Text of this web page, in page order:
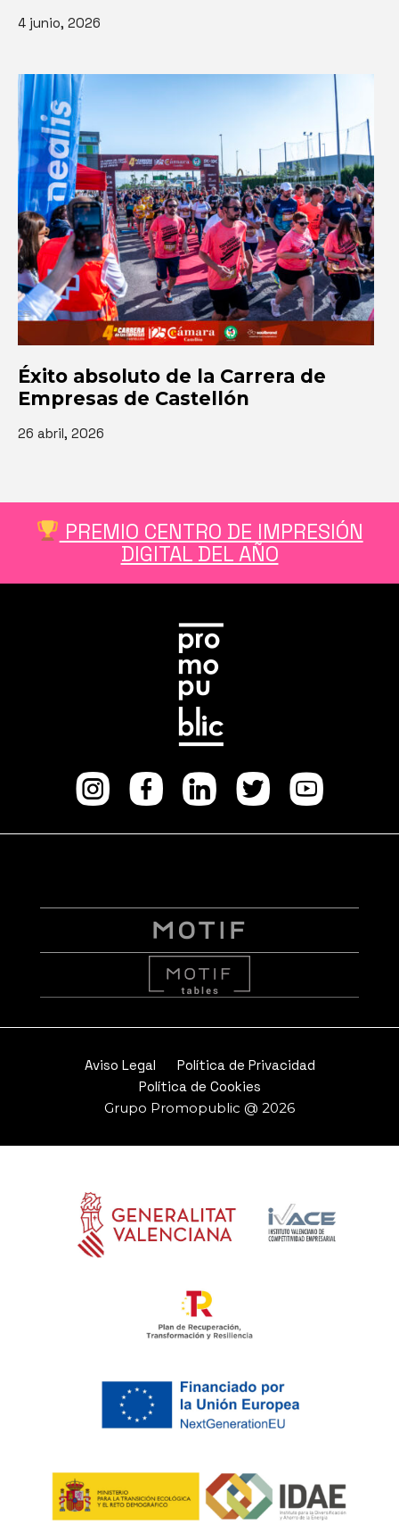
4 junio, 2026
Éxito absoluto de la Carrera de
Empresas de Castellón
26 abril, 2026
PREMIO CENTRO DE IMPRESIÓN
DIGITAL DEL AÑO
Instagram
facebook
Aviso Legal
Política de Privacidad
Política de Cookies
Grupo Promopublic @ 2026